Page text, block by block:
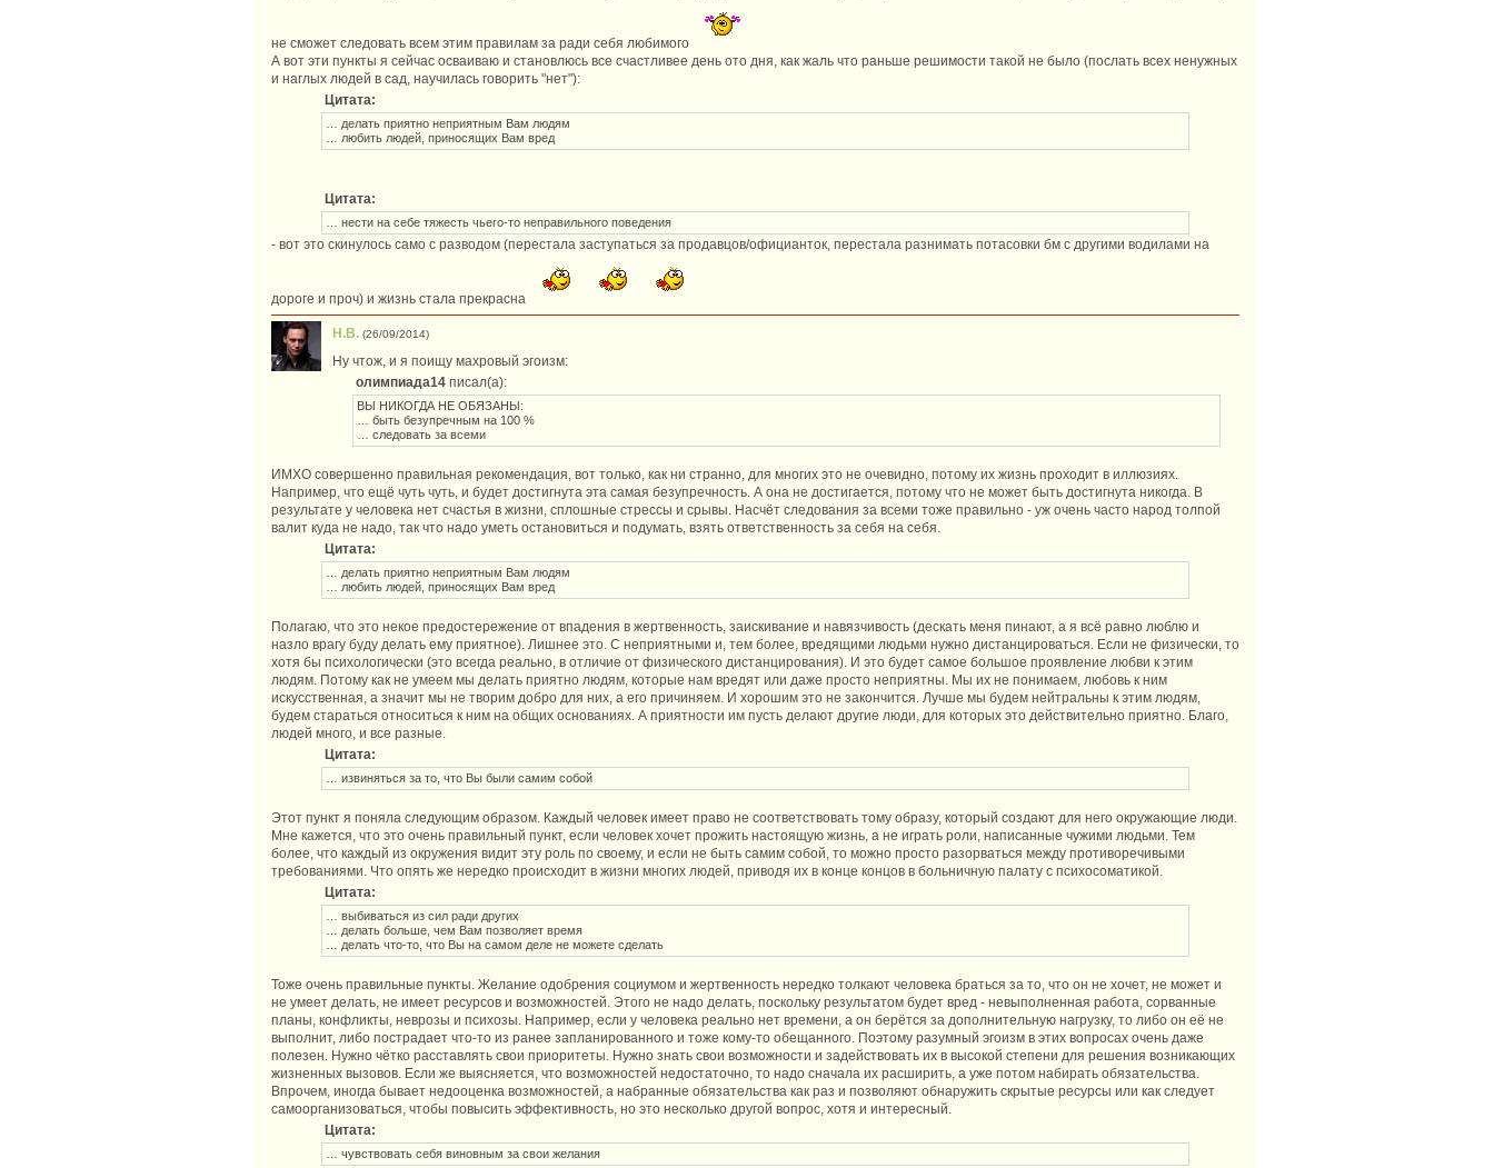
не сможет следовать всем этим правилам за ради себя любимого
А вот эти пункты я сейчас осваиваю и становлюсь все счастливее день ото дня, как жаль что раньше решимости такой не было (послать всех ненужных
и наглых людей в сад, научилась говорить "нет"):
Цитата:
… делать приятно неприятным Вам людям
… любить людей, приносящих Вам вред
Цитата:
… нести на себе тяжесть чьего-то неправильного поведения
- вот это скинулось само с разводом (перестала заступаться за продавцов/официанток, перестала разнимать потасовки бм с другими водилами на
дороге и проч) и жизнь стала прекрасна
Н.В. (26/09/2014)
Ну чтож, и я поищу махровый эгоизм:
олимпиада14писал(а):
ВЫ НИКОГДА НЕ ОБЯЗАНЫ:
… быть безупречным на 100 %
… следовать за всеми
ИМХО совершенно правильная рекомендация, вот только, как ни странно, для многих это не очевидно, потому их жизнь проходит в иллюзиях.
Например, что ещё чуть чуть, и будет достигнута эта самая безупречность. А она не достигается, потому что не может быть достигнута никогда. В
результате у человека нет счастья в жизни, сплошные стрессы и срывы. Насчёт следования за всеми тоже правильно - уж очень часто народ толпой
валит куда не надо, так что надо уметь остановиться и подумать, взять ответственность за себя на себя.
Цитата:
… делать приятно неприятным Вам людям
… любить людей, приносящих Вам вред
Полагаю, что это некое предостережение от впадения в жертвенность, заискивание и навязчивость (дескать меня пинают, а я всё равно люблю и
назло врагу буду делать ему приятное). Лишнее это. С неприятными и, тем более, вредящими людьми нужно дистанцироваться. Если не физически, то
хотя бы психологически (это всегда реально, в отличие от физического дистанцирования). И это будет самое большое проявление любви к этим
людям. Потому как не умеем мы делать приятно людям, которые нам вредят или даже просто неприятны. Мы их не понимаем, любовь к ним
искусственная, а значит мы не творим добро для них, а его причиняем. И хорошим это не закончится. Лучше мы будем нейтральны к этим людям,
будем стараться относиться к ним на общих основаниях. А приятности им пусть делают другие люди, для которых это действительно приятно. Благо,
людей много, и все разные.
Цитата:
… извиняться за то, что Вы были самим собой
Этот пункт я поняла следующим образом. Каждый человек имеет право не соответствовать тому образу, который создают для него окружающие люди.
Мне кажется, что это очень правильный пункт, если человек хочет прожить настоящую жизнь, а не играть роли, написанные чужими людьми. Тем
более, что каждый из окружения видит эту роль по своему, и если не быть самим собой, то можно просто разорваться между противоречивыми
требованиями. Что опять же нередко происходит в жизни многих людей, приводя их в конце концов в больничную палату с психосоматикой.
Цитата:
… выбиваться из сил ради других
… делать больше, чем Вам позволяет время
… делать что-то, что Вы на самом деле не можете сделать
Тоже очень правильные пункты. Желание одобрения социумом и жертвенность нередко толкают человека браться за то, что он не хочет, не может и
не умеет делать, не имеет ресурсов и возможностей. Этого не надо делать, поскольку результатом будет вред - невыполненная работа, сорванные
планы, конфликты, неврозы и психозы. Например, если у человека реально нет времени, а он берётся за дополнительную нагрузку, то либо он её не
выполнит, либо пострадает что-то из ранее запланированного и тоже кому-то обещанного. Поэтому разумный эгоизм в этих вопросах очень даже
полезен. Нужно чётко расставлять свои приоритеты. Нужно знать свои возможности и задействовать их в высокой степени для решения возникающих
жизненных вызовов. Если же выясняется, что возможностей недостаточно, то надо сначала их расширить, а уже потом набирать обязательства.
Впрочем, иногда бывает недооценка возможностей, а набранные обязательства как раз и позволяют обнаружить скрытые ресурсы или как следует
самоорганизоваться, чтобы повысить эффективность, но это несколько другой вопрос, хотя и интересный.
Цитата:
… чувствовать себя виновным за свои желания